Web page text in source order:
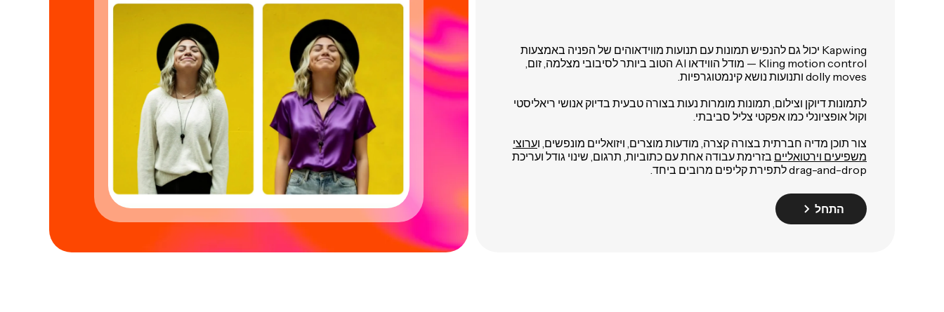
Kapwing יכול גם להנפיש תמונות עם תנועות מווידאוהים של הפניה באמצעות
Kling motion control — מודל הווידאו AI הטוב ביותר לסיבובי מצלמה, זום,
dolly moves ותנועות נושא קינמטוגרפיות.
לתמונות דיוקן וצילום, תמונות מומרות נעות בצורה טבעית בדיוק אנושי ריאליסטי
וקול אופציונלי כמו אפקטי צליל סביבתי.
צור תוכן מדיה חברתית בצורה קצרה, מודעות מוצרים, ויזואליים מונפשים, וערוצי
משפיעים וירטואליים בזרימת עבודה אחת עם כתוביות, תרגום, שינוי גודל ועריכת
drag-and-drop לתפירת קליפים מרובים ביחד.
התחל